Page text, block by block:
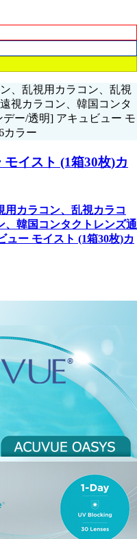
、乱視用カラコン、乱視
視カラコン、韓国コンタ
ー/透明] アキュビュー モ
カラー
イスト (1箱30枚)カ
用カラコン、乱視カラコ
、韓国コンタクトレンズ通
ュー モイスト (1箱30枚)カ